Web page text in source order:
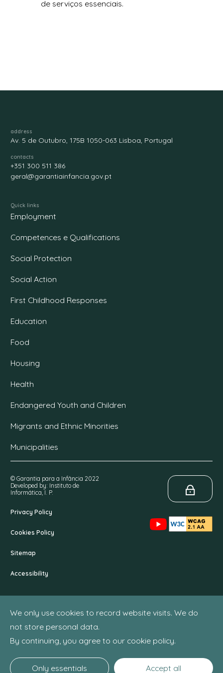
We only use cookies to record website visits. We do
not store personal data.
By continuing, you agree to our cookie policy.
Only essentials Accept all
de serviços essenciais.
address
Av. 5 de Outubro, 175B 1050-063 Lisboa, Portugal
contacts
+351 300 511 386
geral@garantiainfancia.gov.pt
Quick links
Employment
Competences e Qualifications
Social Protection
Social Action
First Childhood Responses
Education
Food
Housing
Health
Endangered Youth and Children
Migrants and Ethnic Minorities
Municipalities
© Garantia para a Infância 2022
Developed by: Instituto de
Informática, I. P.
Privacy Policy
Cookies Policy
Sitemap
Accessibility